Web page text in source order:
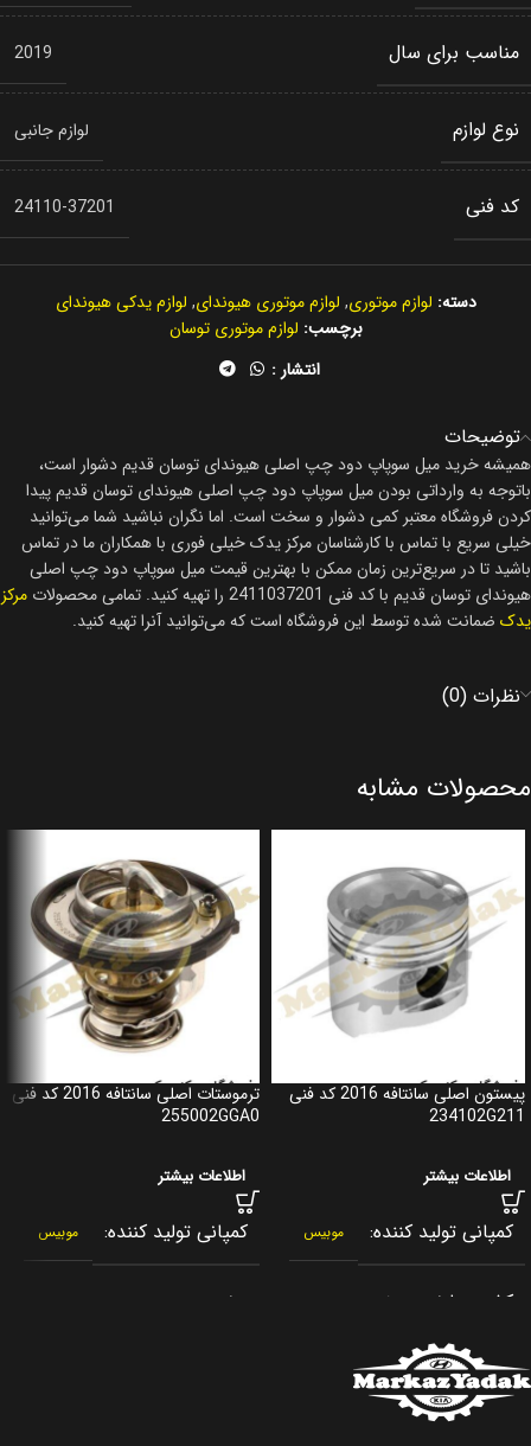
مناسب برای سال 2019
نوع لوازم لوازم جانبی
کد فنی 24110-37201
دسته: لوازم موتوری, لوازم موتوری هیوندای, لوازم یدکی هیوندای
برچسب: لوازم موتوری توسان
انتشار :
توضیحات
همیشه خرید میل سوپاپ دود چپ اصلی هیوندای توسان قدیم دشوار است،
باتوجه به وارداتی بودن میل سوپاپ دود چپ اصلی هیوندای توسان قدیم پیدا
کردن فروشگاه معتبر کمی دشوار و سخت است. اما نگران نباشید شما می‌توانید
خیلی سریع با تماس با کارشناسان مرکز یدک خیلی فوری با همکاران ما در تماس
باشید تا در سریع‌ترین زمان ممکن با بهترین قیمت میل سوپاپ دود چپ اصلی
هیوندای توسان قدیم با کد فنی 2411037201 را تهیه کنید. تمامی محصولات
مرکز
یدک ضمانت شده توسط این فروشگاه است که می‌توانید آنرا تهیه کنید.
نظرات (0)
محصولات مشابه
پیستون اصلی سانتافه 2016 کد فنی
234102G211
اطلاعات بیشتر
کمپانی تولید کننده موبیس
کشور سازنده کره جنوبی
اصالت کالا اصلی
ترموستات اصلی سانتافه 2016 کد فنی
255002GGA0
اطلاعات بیشتر
کمپانی تولید کننده موبیس
برند